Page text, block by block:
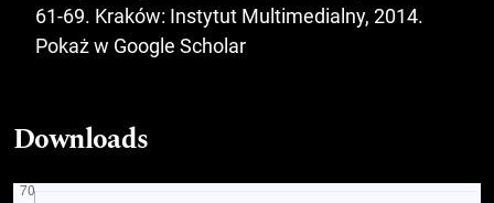
61-69. Kraków: Instytut Multimedialny, 2014.
Pokaż w Google Scholar
Downloads